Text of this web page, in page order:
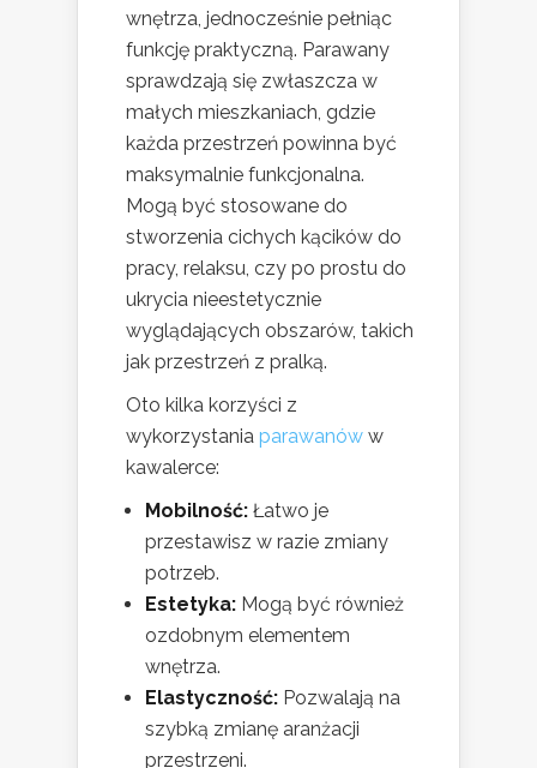
wnętrza, jednocześnie pełniąc
funkcję praktyczną. Parawany
sprawdzają się zwłaszcza w
małych mieszkaniach, gdzie
każda przestrzeń powinna być
maksymalnie funkcjonalna.
Mogą być stosowane do
stworzenia cichych kącików do
pracy, relaksu, czy po prostu do
ukrycia nieestetycznie
wyglądających obszarów, takich
jak przestrzeń z pralką.
Oto kilka korzyści z
wykorzystania parawanów w
kawalerce:
Mobilność: Łatwo je
przestawisz w razie zmiany
potrzeb.
Estetyka: Mogą być również
ozdobnym elementem
wnętrza.
Elastyczność: Pozwalają na
szybką zmianę aranżacji
przestrzeni.